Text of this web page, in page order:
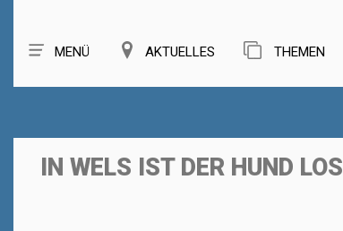
MENÜ AKTUELLES THEMEN
IN WELS IST DER HUND LOS